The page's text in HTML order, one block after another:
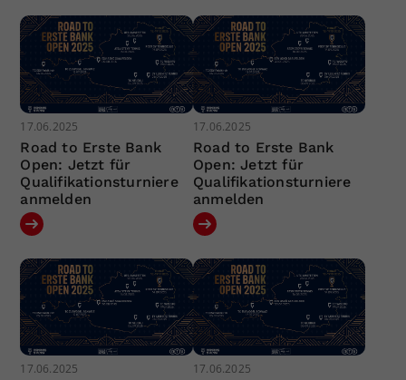
17.06.2025
Road to Erste Bank
Open: Jetzt für
Qualifikationsturniere
anmelden
17.06.2025
Road to Erste Bank
Open: Jetzt für
Qualifikationsturniere
anmelden
17.06.2025 17.06.2025